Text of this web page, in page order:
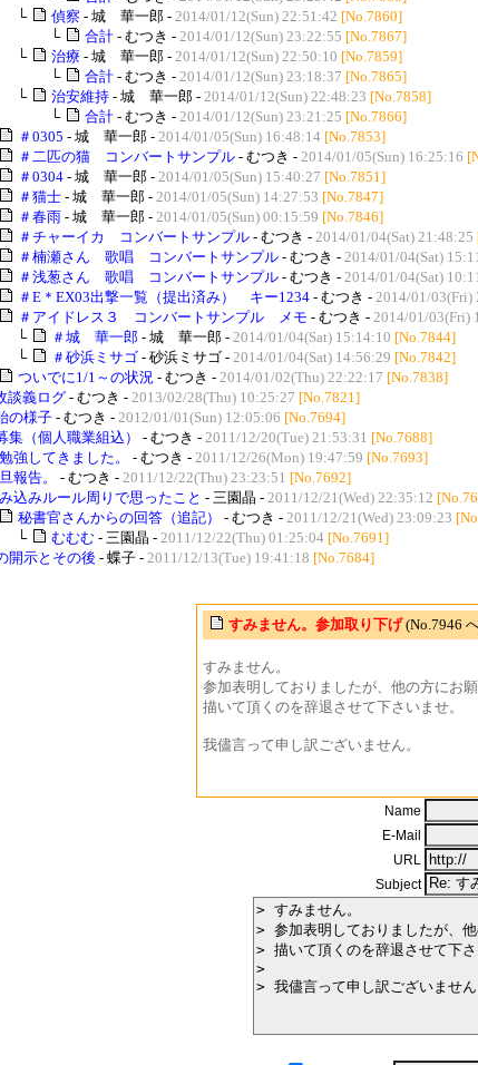
└
偵察 - 城 華一郎 - 2014/01/12(Sun) 22:51:42 [No.7860]
└
合計 - むつき - 2014/01/12(Sun) 23:22:55 [No.7867]
└
治療 - 城 華一郎 - 2014/01/12(Sun) 22:50:10 [No.7859]
└
合計 - むつき - 2014/01/12(Sun) 23:18:37 [No.7865]
└
治安維持 - 城 華一郎 - 2014/01/12(Sun) 22:48:23 [No.7858]
└
合計 - むつき - 2014/01/12(Sun) 23:21:25 [No.7866]
＃0305 - 城 華一郎 - 2014/01/05(Sun) 16:48:14 [No.7853]
＃二匹の猫 コンバートサンプル - むつき - 2014/01/05(Sun) 16:25:16
＃0304 - 城 華一郎 - 2014/01/05(Sun) 15:40:27 [No.7851]
＃猫士 - 城 華一郎 - 2014/01/05(Sun) 14:27:53 [No.7847]
＃春雨 - 城 華一郎 - 2014/01/05(Sun) 00:15:59 [No.7846]
＃チャーイカ コンバートサンプル - むつき - 2014/01/04(Sat) 21:48:25
＃楠瀬さん 歌唱 コンバートサンプル - むつき - 2014/01/04(Sat)
＃浅葱さん 歌唱 コンバートサンプル - むつき - 2014/01/04(Sat)
＃E＊EX03出撃一覧（提出済み） キー1234 - むつき - 2014/01/03(Fri)
＃アイドレス３ コンバートサンプル メモ - むつき - 2014/01/03(Fri)
└
＃城 華一郎 - 城 華一郎 - 2014/01/04(Sat) 15:14:10 [No.7844]
└
＃砂浜ミサゴ - 砂浜ミサゴ - 2014/01/04(Sat) 14:56:29 [No.7842]
ついでに1/1～の状況 - むつき - 2014/01/02(Thu) 22:22:17 [No.7838]
談義ログ - むつき - 2013/02/28(Thu) 10:25:27 [No.7821]
の様子 - むつき - 2012/01/01(Sun) 12:05:06 [No.7694]
集（個人職業組込） - むつき - 2011/12/20(Tue) 21:53:31 [No.7688]
強してきました。 - むつき - 2011/12/26(Mon) 19:47:59 [No.7693]
報告。 - むつき - 2011/12/22(Thu) 23:23:51 [No.7692]
込みルール周りで思ったこと - 三園晶 - 2011/12/21(Wed) 22:35:12
秘書官さんからの回答（追記） - むつき - 2011/12/21(Wed) 23:09:23
└
むむむ - 三園晶 - 2011/12/22(Thu) 01:25:04 [No.7691]
開示とその後 - 蝶子 - 2011/12/13(Tue) 19:41:18 [No.7684]
すみません。参加取り下げ(No.7946
すみません。
参加表明しておりましたが、他の方にお願
描いて頂くのを辞退させて下さいませ。
我儘言って申し訳ございません。
Name
E-Mail
URL
Subject